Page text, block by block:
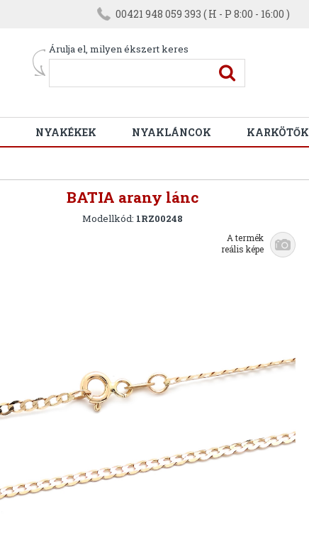
00421 948 059 393 ( H - P 8:00 - 16:00 )
Árulja el, milyen ékszert keres
NYAKÉKEK NYAKLÁNCOK KARKÖTŐK
BATIA arany lánc
Modellkód: 1RZ00248
A termék
reális képe